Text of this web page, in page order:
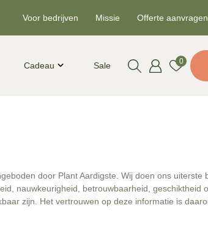
Voor bedrijven Missie Offerte aanvragen
Cadeau Sale 0
door Plant Aardigste. Wij doen ons uiterste
nauwkeurigheid, betrouwbaarheid, geschiktheid
zijn. Het vertrouwen op deze informatie is